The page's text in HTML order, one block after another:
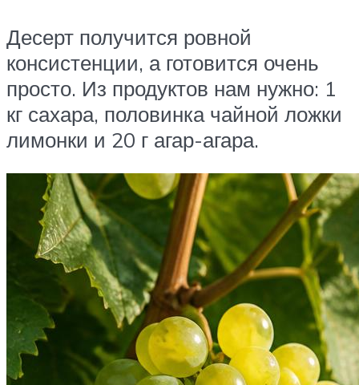
Десерт получится ровной
консистенции, а готовится очень
просто. Из продуктов нам нужно: 1
кг сахара, половинка чайной ложки
лимонки и 20 г агар-агара.